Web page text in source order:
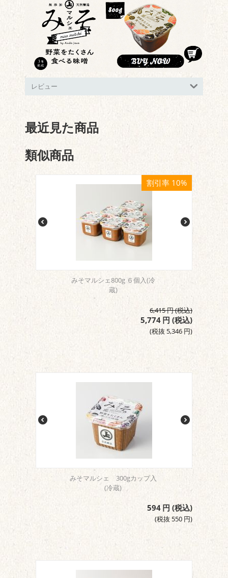
レビュー
最近見た商品
類似商品
割引率 10%
みそマルシェ800g ６個入(冷
蔵)
6,415円(税込)
5,774 円 (税込)
(税抜 5,346 円)
みそマルシェ 300gカップ入
(冷蔵)
594 円 (税込)
(税抜 550 円)